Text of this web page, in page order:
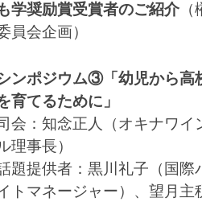
学奨励賞受賞者のご紹介（
員会企画）
ンポジウム③「幼児から高
育てるために」
会：知念正人（オキナワイ
理事長）
題提供者：黒川礼子（国際
トマネージャー）、望月主